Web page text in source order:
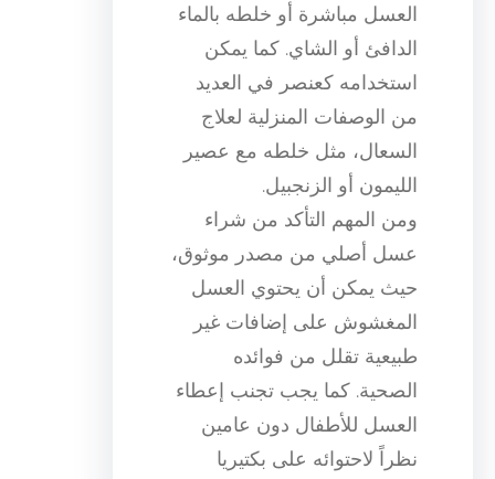
العسل مباشرة أو خلطه بالماء
الدافئ أو الشاي. كما يمكن
استخدامه كعنصر في العديد
من الوصفات المنزلية لعلاج
السعال، مثل خلطه مع عصير
الليمون أو الزنجبيل.
ومن المهم التأكد من شراء
عسل أصلي من مصدر موثوق،
حيث يمكن أن يحتوي العسل
المغشوش على إضافات غير
طبيعية تقلل من فوائده
الصحية. كما يجب تجنب إعطاء
العسل للأطفال دون عامين
نظراً لاحتوائه على بكتيريا